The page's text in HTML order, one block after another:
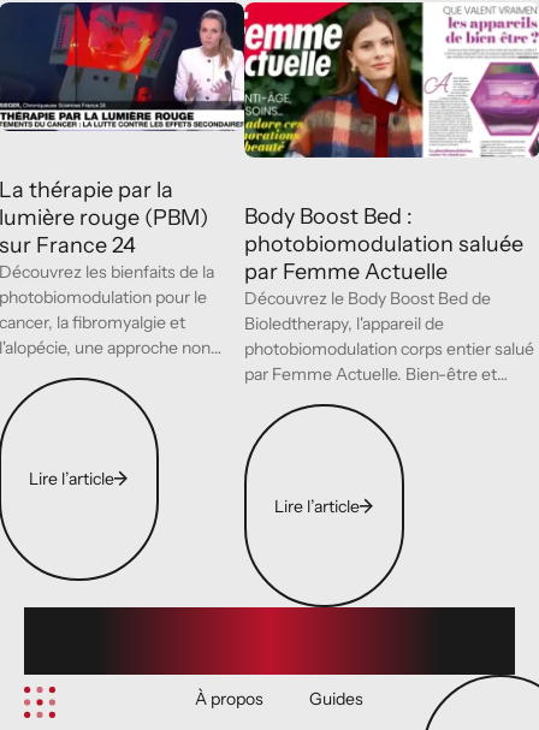
thérapie par la lumière rouge (PBM) sur France 24
Presse
thérapie par la
rouge (PBM)
France 24
les bienfaits de la
pour le
la fibromyalgie et
une approche non
et prometteuse
l’article
Lire l’article
Body Boost Bed :
Body Boost Bed :
photobiomodulation saluée
par Femme Actuelle
Découvrez le Body Boost Bed de
Bioledtherapy, l'appareil de
photobiomodulation corps entier salué
par Femme Actuelle. Bien-être et
régénération à portée de main
Lire l’article
Lire l’article
À propos Guides
Demander un